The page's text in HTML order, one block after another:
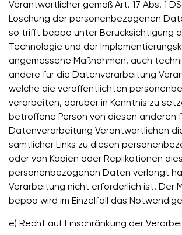
Verantwortlicher gemäß Art. 17 Abs. 1
Löschung der personenbezogenen
so trifft beppo unter Berücksichtigung
Technologie und der
angemessene Maßnahmen, auch
andere für die Datenverarbeitung
welche die veröffentlichten
verarbeiten, darüber in Kenntnis zu
betroffene Person von diesen anderen
Datenverarbeitung Verantwortlichen
sämtlicher Links zu diesen
oder von Kopien oder Replikationen
personenbezogenen Daten verlangt
Verarbeitung nicht erforderlich ist. Der
beppo wird im Einzelfall das
e) Recht auf Einschränkung der